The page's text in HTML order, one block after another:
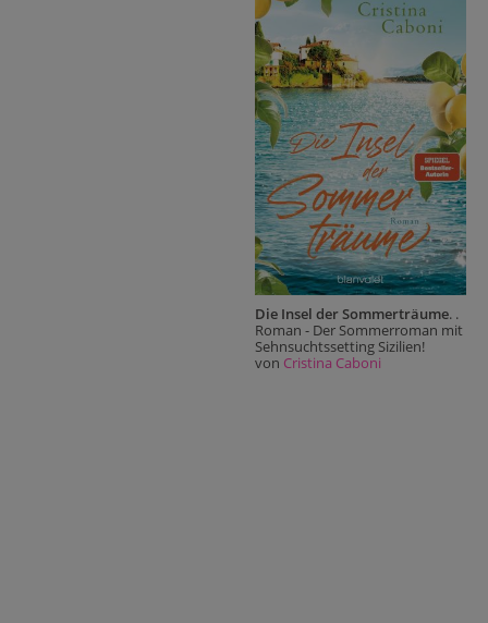
Die Insel der Sommerträume. .
Roman - Der Sommerroman mit
Sehnsuchtssetting Sizilien!
von Cristina Caboni